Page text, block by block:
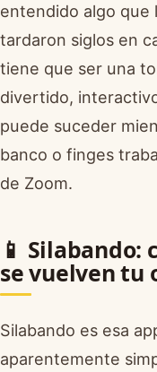
entendido algo que
tardaron siglos en
tiene que ser una
divertido,
puede suceder
banco o finges
de Zoom.
📱 Silabando:
se vuelven tu
Silabando es esa
aparentemente